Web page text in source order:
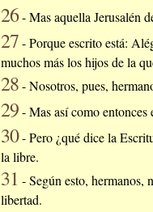
26- Mas aquella Jerusalén
27- Porque escrito está:
muchos más los hijos de la
28- Nosotros, pues,
29- Mas así como entonces
30- Pero ¿qué dice la
la libre.
31 - Según esto, hermanos,
libertad.